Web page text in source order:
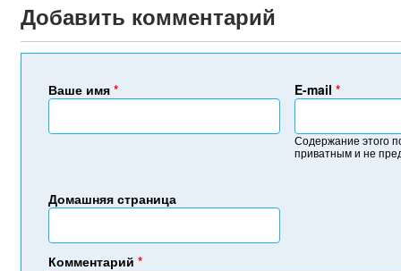
Добавить комментарий
Ваше имя* E-mail *
Содержание этого
приватным и не
Домашняя страница
Комментарий*